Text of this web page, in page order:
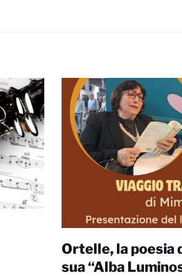
Ortelle, la poesia
sua “Alba